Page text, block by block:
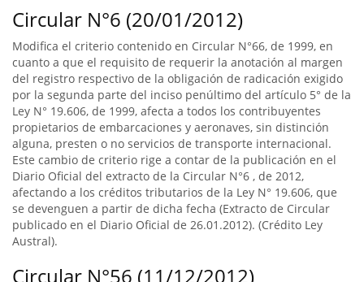
Circular N°6 (20/01/2012)
Modifica el criterio contenido en Circular N°66, de 1999, en
cuanto a que el requisito de requerir la anotación al margen
del registro respectivo de la obligación de radicación exigido
por la segunda parte del inciso penúltimo del artículo 5° de la
Ley N° 19.606, de 1999, afecta a todos los contribuyentes
propietarios de embarcaciones y aeronaves, sin distinción
alguna, presten o no servicios de transporte internacional.
Este cambio de criterio rige a contar de la publicación en el
Diario Oficial del extracto de la Circular N°6 , de 2012,
afectando a los créditos tributarios de la Ley N° 19.606, que
se devenguen a partir de dicha fecha (Extracto de Circular
publicado en el Diario Oficial de 26.01.2012). (Crédito Ley
Austral).
Circular N°56 (11/12/2012)